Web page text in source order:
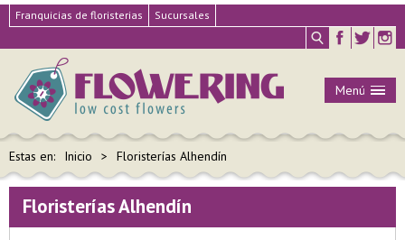
Franquicias de floristerias Sucursales
Menú
Estas en: Inicio Floristerías Alhendín
Floristerías Alhendín